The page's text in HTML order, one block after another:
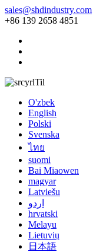
sales@shdindustry.com
+86 139 2658 4851
Til
O'zbek
English
Polski
Svenska
ไทย
suomi
Bai Miaowen
magyar
Latviešu
اردو
hrvatski
Melayu
Lietuvių
日本語